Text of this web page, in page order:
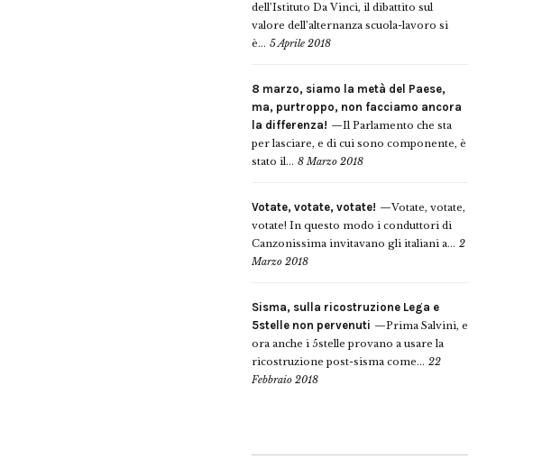
dell’Istituto Da Vinci, il dibattito sul
valore dell’alternanza scuola-lavoro si
è... 5 Aprile 2018
8 marzo, siamo la metà del Paese,
ma, purtroppo, non facciamo ancora
la differenza!
Il Parlamento che sta
per lasciare, e di cui sono componente, è
stato il... 8 Marzo 2018
Votate, votate, votate!
Votate, votate,
votate! In questo modo i conduttori di
Canzonissima invitavano gli italiani a... 2
Marzo 2018
Sisma, sulla ricostruzione Lega e
5stelle non pervenuti
Prima Salvini, e
ora anche i 5stelle provano a usare la
ricostruzione post-sisma come... 22
Febbraio 2018